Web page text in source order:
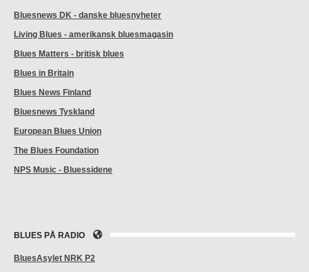
Bluesnews DK - danske bluesnyheter
Living Blues - amerikansk bluesmagasin
Blues Matters - britisk blues
Blues in Britain
Blues News Finland
Bluesnews Tyskland
European Blues Union
The Blues Foundation
NPS Music - Bluessidene
BLUES PÅ RADIO
BluesAsylet NRK P2